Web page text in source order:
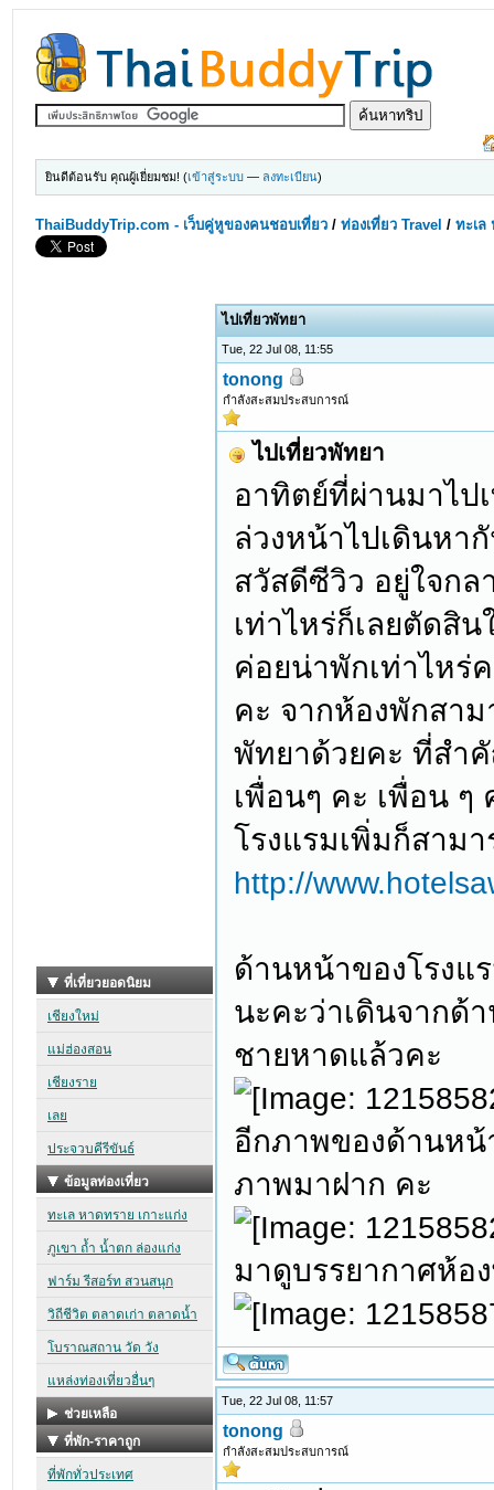
ยินดีต้อนรับ คุณผู้เยี่ยมชม! (เข้าสู่ระบบ — ลงทะเบียน)
ThaiBuddyTrip.com - เว็บคู่หูของคนชอบเที่ยว /ท่องเที่ยว Travel /ทะเล
ไปเที่ยวพัทยา
Tue, 22 Jul 08, 11:55
tonong
กำลังสะสมประสบการณ์
ไปเที่ยวพัทยา
อาทิตย์ที่ผ่านมาไป
ล่วงหน้าไปเดินหา
สวัสดีซีวิว อยู่ใจกล
เท่าไหร่ก็เลยตัดสิ
ค่อยน่าพักเท่าไหร่
คะ จากห้องพักสาม
พัทยาด้วยคะ ที่สำ
เพื่อนๆ คะ เพื่อน ๆ
โรงแรมเพิ่มก็สาม
http://
ด้านหน้าของโรงแ
นะคะว่าเดินจากด้
ชายหาดแล้วคะ
อีกภาพของด้านหน้
ภาพมาฝาก คะ
มาดูบรรยากาศห้อ
Tue, 22 Jul 08, 11:57
tonong
กำลังสะสมประสบการณ์